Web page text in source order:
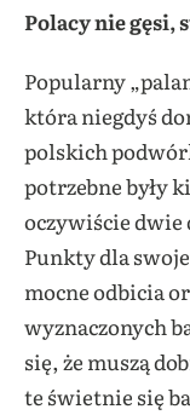
Polacy nie gęsi,
Popularny
która niegdyś
polskich
potrzebne były
oczywiście dwie
Punkty dla
mocne odbicia
wyznaczonych
się, że muszą
te świetnie się